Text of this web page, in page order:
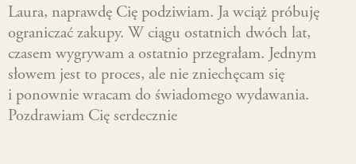
Laura, naprawdę Cię podziwiam. Ja wciąż próbuję
ograniczać zakupy. W ciągu ostatnich dwóch lat,
czasem wygrywam a ostatnio przegrałam. Jednym
słowem jest to proces, ale nie zniechęcam się
i ponownie wracam do świadomego wydawania.
Pozdrawiam Cię serdecznie